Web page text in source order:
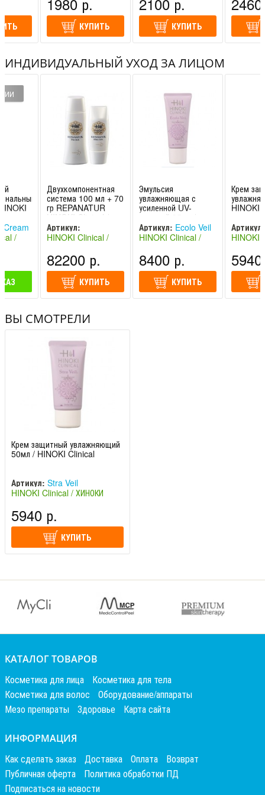
КУПИТЬ КУПИТЬ
(Япония)
ИНДИВИДУАЛЬНЫЙ УХОД ЗА ЛИЦОМ
Cream
/
Двухкомпонентная
система 100 мл + 70
гр REPANATUR
HINOKI Clinical /
ХИНОКИ Клиникал
Артикул:
REPANATUR
HINOKI Clinical /
(Япония)
82200 р.
КУПИТЬ
Эмульсия
увлажняющая с
усиленной UV-
защитой 35мл /
HINOKI Clinical
Артикул: Ecolo Veil
HINOKI Clinical /
(Япония)
8400 р.
КУПИТЬ
Крем
HINOKI
Артикул:
HINOKI
(Япония)
ВЫ СМОТРЕЛИ
Крем защитный увлажняющий
50мл / HINOKI Clinical
Артикул: Stra Veil
HINOKI Clinical / ХИНОКИ
5940 р.
КУПИТЬ
КАТАЛОГ ТОВАРОВ
Косметика для лица
Косметика для тела
Косметика для волос
Оборудование/аппараты
Мезо препараты
Здоровье Карта сайта
ИНФОРМАЦИЯ
Как сделать заказ Доставка Оплата
Возврат
Публичная оферта
Политика обработки ПД
Подписаться на новости